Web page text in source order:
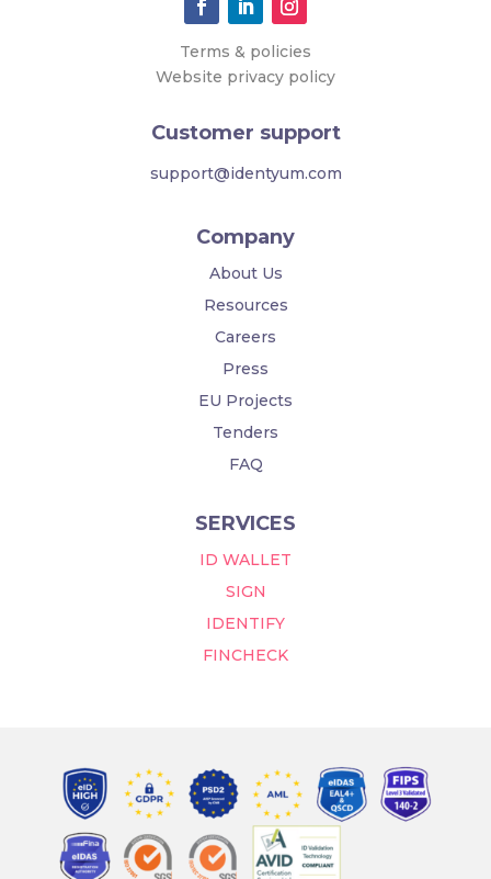
Terms & policies
Website privacy policy
Customer support
support@identyum.com
Company
About Us
Resources
Careers
Press
EU Projects
Tenders
FAQ
SERVICES
ID WALLET
SIGN
IDENTIFY
FINCHECK